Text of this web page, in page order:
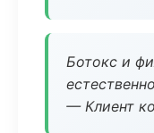
Ботокс и
— Клиент